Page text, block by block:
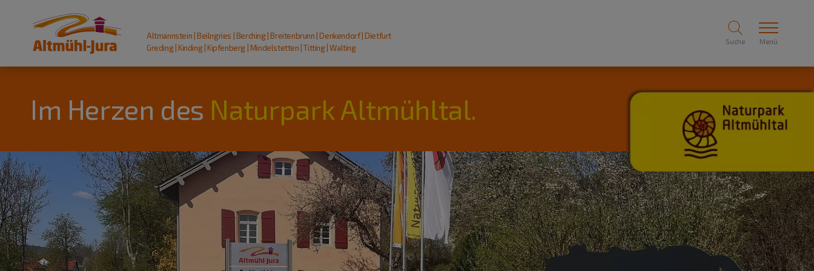
Altmannstein | Beilngries | Berching | Breitenbrunn | Denkendorf | Dietfurt
Greding | Kinding | Kipfenberg | Mindelstetten | Titting | Walting
Suche Menü
Im Herzen des Naturpark Altmühltal.